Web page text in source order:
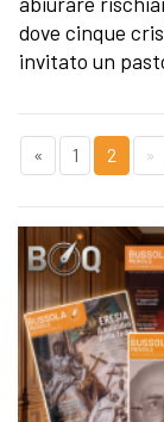
dove cinque
invitato un
« 1 2 »